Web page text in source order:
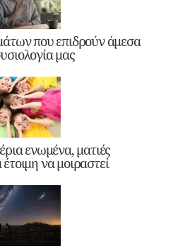
που επιδρούν άμεσα
μας
ενωμένα, ματιές
να μοιραστεί